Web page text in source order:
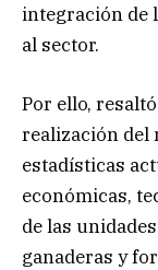
integración de
al sector.
Por ello,
realización del
estadísticas
económicas,
de las
ganaderas y